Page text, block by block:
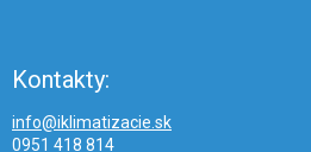
Kontakty:
info@iklimatizacie.sk
0951 418 814